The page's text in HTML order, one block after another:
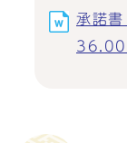
承諾